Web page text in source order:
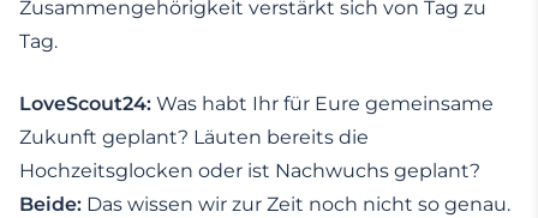
Zusammengehörigkeit verstärkt sich von Tag zu
Tag.
LoveScout24: Was habt Ihr für Eure gemeinsame
Zukunft geplant? Läuten bereits die
Hochzeitsglocken oder ist Nachwuchs geplant?
Beide: Das wissen wir zur Zeit noch nicht so genau.